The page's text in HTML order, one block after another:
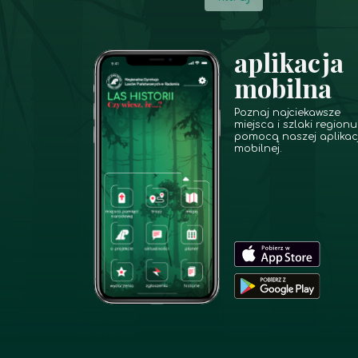
aplikacja
mobilna
Poznaj najciekawsze
miejsca i szlaki
pomocą naszej
mobilnej.